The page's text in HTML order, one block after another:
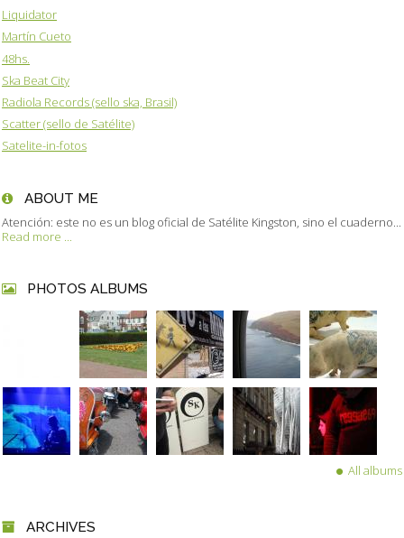
Liquidator
Martín Cueto
48hs.
Ska Beat City
Radiola Records (sello ska, Brasil)
Scatter (sello de Satélite)
Satelite-in-fotos
ABOUT ME
Atención: este no es un blog oficial de Satélite Kingston, sino el cuaderno...
Read more ...
PHOTOS ALBUMS
All albums
ARCHIVES